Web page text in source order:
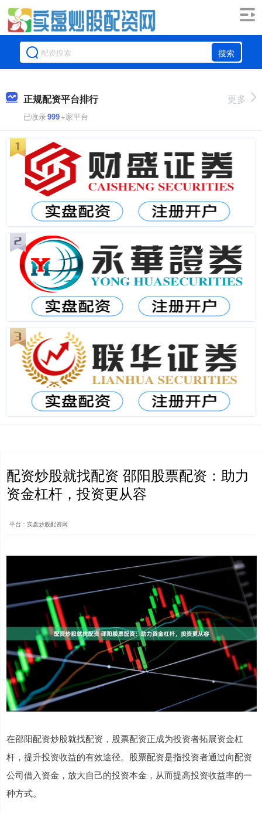
搜索
正规配资平台排行
已收录999+家平台
更多
配资炒股就找配资 邵阳股票配资：助力
资金杠杆，投资更从容
平台：实盘炒股配资网
在邵阳配资炒股就找配资，股票配资正成为投资者拓展资金杠
杆，提升投资收益的有效途径。股票配资是指投资者通过向配资
公司借入资金，放大自己的投资本金，从而提高投资收益率的一
种方式。